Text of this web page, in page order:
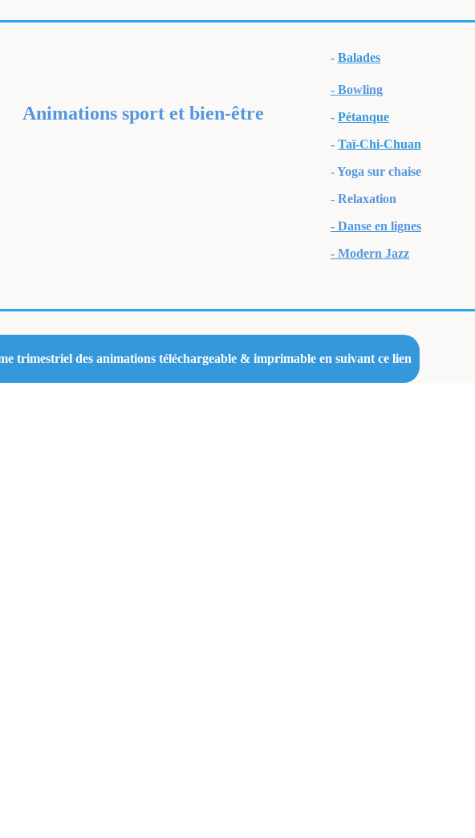
- Balades
- Bowling
- Pétanque
- Taï-Chi-Chuan
- Yoga sur chaise
- Relaxation
- Danse en lignes
- Modern Jazz
Animations sport et bien-être
trimestriel des animations téléchargeable & imprimable en suivant ce lien